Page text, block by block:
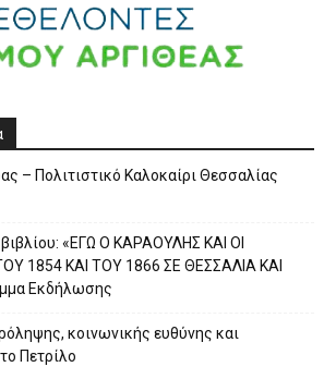
– Πολιτιστικό Καλοκαίρι Θεσσαλίας
«ΕΓΩ Ο ΚΑΡΑΟΥΛΗΣ ΚΑΙ ΟΙ
1854 ΚΑΙ ΤΟΥ 1866 ΣΕ ΘΕΣΣΑΛΙΑ ΚΑΙ
Εκδήλωσης
κοινωνικής ευθύνης και
Πετρίλο